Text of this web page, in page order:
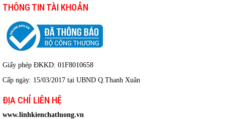
THÔNG TIN TÀI KHOẢN
Giấy phép ĐKKD: 01F8010658
Cấp ngày: 15/03/2017 tại UBND Q.Thanh Xuân
ĐỊA CHỈ LIÊN HỆ
www.linhkienchatluong.vn